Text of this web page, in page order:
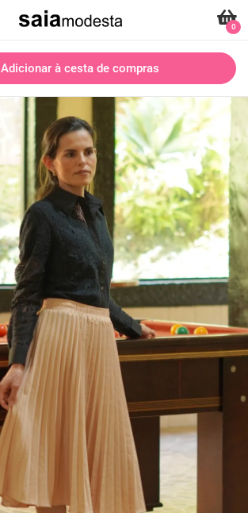
0
Adicionar à cesta de compras